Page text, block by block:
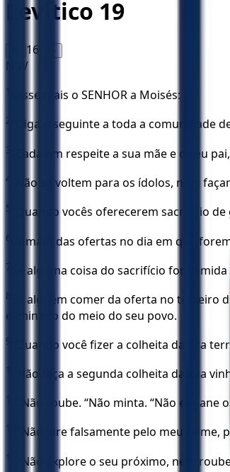
Levítico 19
16 A+
NBV
1 Disse mais o SENHOR a Moisés:
2 “Diga o seguinte a toda a comunidade
3 “Cada um respeite a sua mãe e o seu
4 “Não se voltem para os ídolos, nem
5 “Quando vocês oferecerem sacrifício
6 Comam das ofertas no dia em que
7 Se alguma coisa do sacrifício for
8
Se alguém comer da oferta no terceiro
eliminado do meio do seu povo.
9 “Quando você fizer a colheita da sua
10 Não faça a segunda colheita da sua
11 “Não roube. “Não minta. “Não engane
12 “Não jure falsamente pelo meu nome,
13 “Não explore o seu próximo, nem